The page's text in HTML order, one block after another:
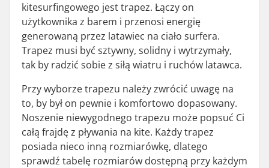
kitesurfingowego jest trapez. Łączy on
użytkownika z barem i przenosi energię
generowaną przez latawiec na ciało surfera.
Trapez musi być sztywny, solidny i wytrzymały,
tak by radzić sobie z siłą wiatru i ruchów latawca.
Przy wyborze trapezu należy zwrócić uwagę na
to, by był on pewnie i komfortowo dopasowany.
Noszenie niewygodnego trapezu może popsuć Ci
całą frajdę z pływania na kite. Każdy trapez
posiada nieco inną rozmiarówkę, dlatego
sprawdź tabelę rozmiarów dostępną przy każdym